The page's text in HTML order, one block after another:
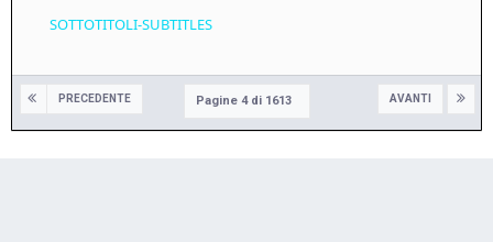
SOTTOTITOLI-SUBTITLES
PRECEDENTE AVANTI
Pagine 4 di 1613